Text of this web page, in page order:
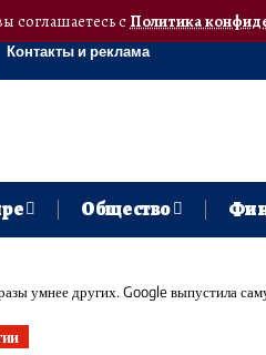
соглашаетесь сПолитика
Контакты и реклама
Общество
умнее других. Google выпустила